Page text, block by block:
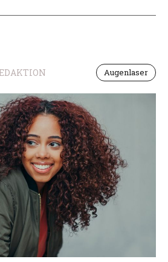
Augenlaser